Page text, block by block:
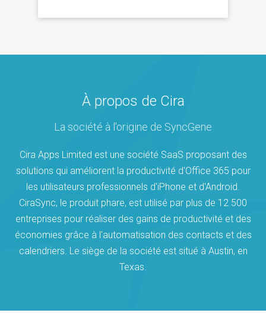
À propos de Cira
La société à l'origine de SyncGene
Cira Apps Limited est une société SaaS proposant des
solutions qui améliorent la productivité d'Office 365 pour
les utilisateurs professionnels d'iPhone et d'Android.
CiraSync, le produit phare, est utilisé par plus de 12 500
entreprises pour réaliser des gains de productivité et des
économies grâce à l'automatisation des contacts et des
calendriers. Le siège de la société est situé à Austin, en
Texas.